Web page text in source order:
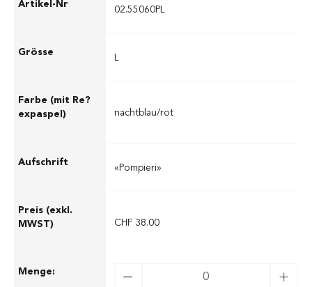
02.55060PL
L
nachtblau/rot
«Pompieri»
CHF 38.00